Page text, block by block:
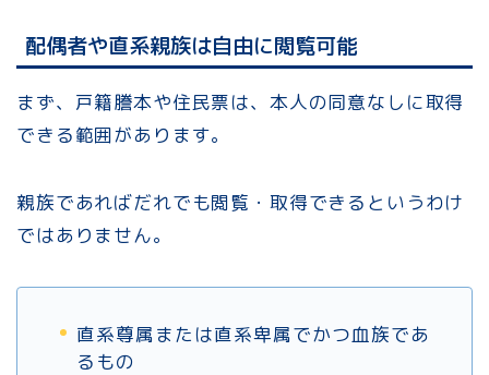
配偶者や直系親族は自由に閲覧可能
まず、戸籍謄本や住民票は、本人の同意なしに取得
できる範囲があります。
親族であればだれでも閲覧・取得できるというわけ
ではありません。
直系尊属または直系卑属でかつ血族であ
るもの